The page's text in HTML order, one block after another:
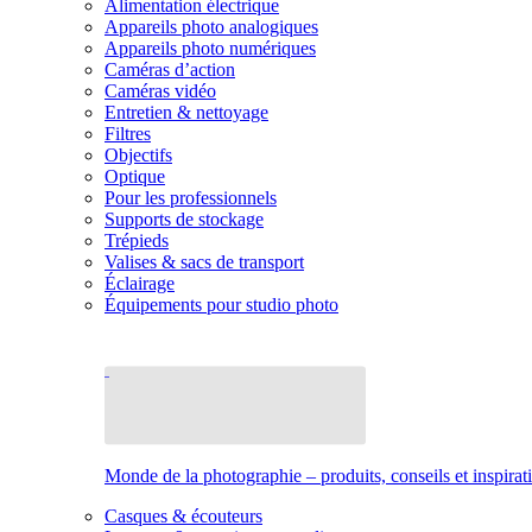
Alimentation électrique
Appareils photo analogiques
Appareils photo numériques
Caméras d’action
Caméras vidéo
Entretien & nettoyage
Filtres
Objectifs
Optique
Pour les professionnels
Supports de stockage
Trépieds
Valises & sacs de transport
Éclairage
Équipements pour studio photo
Monde de la photographie – produits, conseils et
Casques & écouteurs